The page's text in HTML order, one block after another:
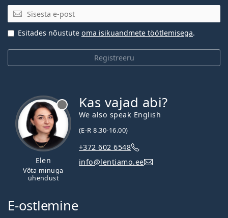
E-posti aadress
Registreeru
Esitades nõustute oma isikuandmete töötlemisega.
Elen
Võta minuga
ühendust
Kas vajad abi?
We also speak English
(E-R 8.30-16.00)
+372 602 6548
info@lentiamo.ee
E-ostlemine